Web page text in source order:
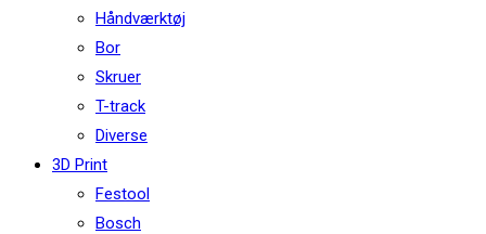
Håndværktøj
Bor
Skruer
T-track
Diverse
3D Print
Festool
Bosch